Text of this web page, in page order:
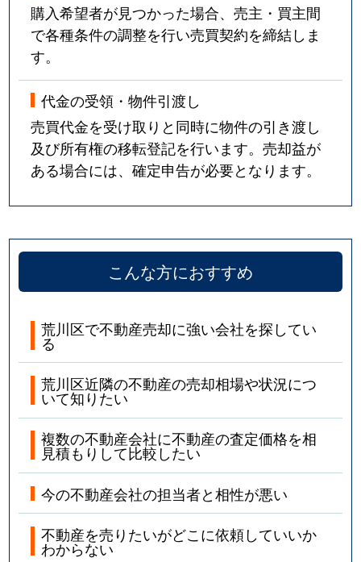
購入希望者が見つかった場合、売主・買主間
で各種条件の調整を行い売買契約を締結しま
す。
代金の受領・物件引渡し
売買代金を受け取りと同時に物件の引き渡し
及び所有権の移転登記を行います。売却益が
ある場合には、確定申告が必要となります。
こんな方におすすめ
荒川区で不動産売却に強い会社を探してい
る
荒川区近隣の不動産の売却相場や状況につ
いて知りたい
複数の不動産会社に不動産の査定価格を相
見積もりして比較したい
今の不動産会社の担当者と相性が悪い
不動産を売りたいがどこに依頼していいか
わからない